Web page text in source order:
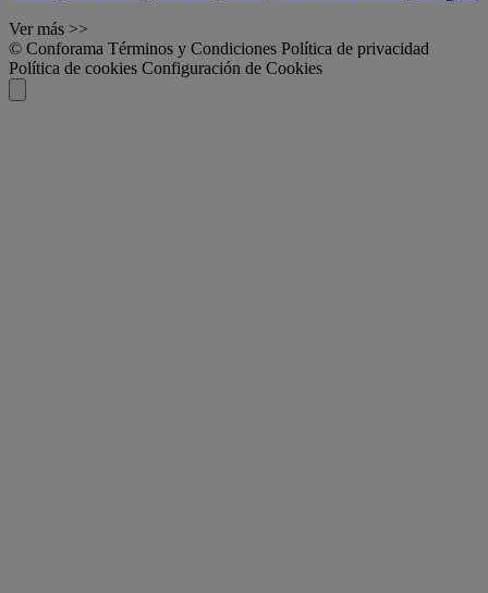
Ver más >>
© Conforama Términos y Condiciones Política de privacidad
Política de cookies Configuración de Cookies